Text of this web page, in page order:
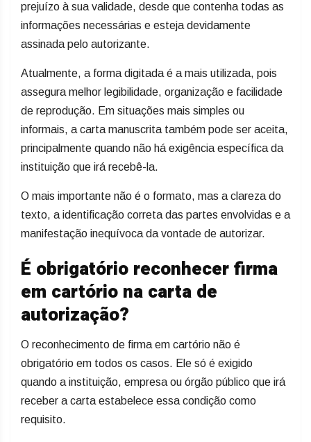
prejuízo à sua validade, desde que contenha todas as
informações necessárias e esteja devidamente
assinada pelo autorizante.
Atualmente, a forma digitada é a mais utilizada, pois
assegura melhor legibilidade, organização e facilidade
de reprodução. Em situações mais simples ou
informais, a carta manuscrita também pode ser aceita,
principalmente quando não há exigência específica da
instituição que irá recebê-la.
O mais importante não é o formato, mas a clareza do
texto, a identificação correta das partes envolvidas e a
manifestação inequívoca da vontade de autorizar.
É obrigatório reconhecer firma
em cartório na carta de
autorização?
O reconhecimento de firma em cartório não é
obrigatório em todos os casos. Ele só é exigido
quando a instituição, empresa ou órgão público que irá
receber a carta estabelece essa condição como
requisito.